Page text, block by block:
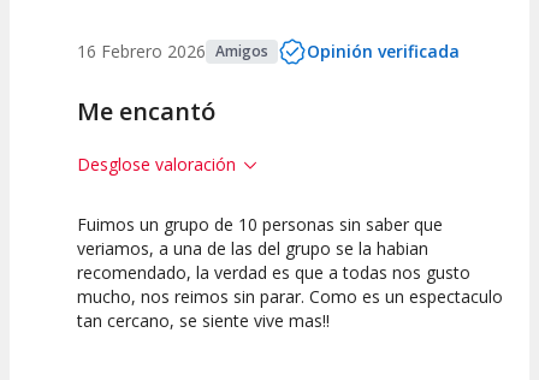
16 Febrero 2026 Amigos Opinión verificada
Me encantó
Desglose valoración
10
Calidad del
Espectáculo
10
Puesta en
Escena
10
Interpretación
artística
Fuimos un grupo de 10 personas sin saber que
veriamos, a una de las del grupo se la habian
recomendado, la verdad es que a todas nos gusto
mucho, nos reimos sin parar. Como es un espectaculo
tan cercano, se siente vive mas!!